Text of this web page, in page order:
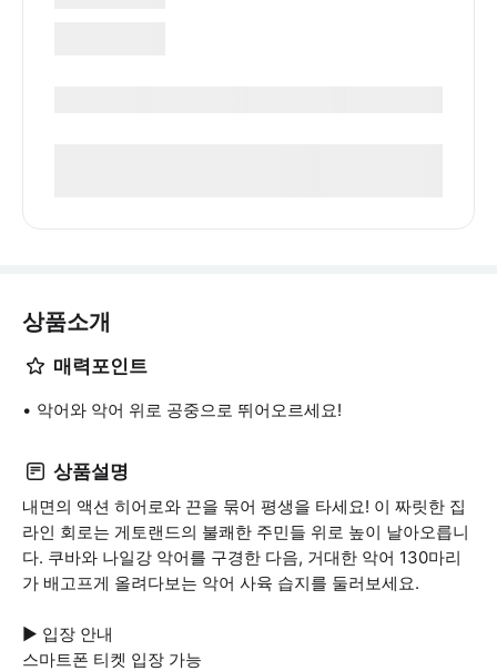
상품소개
매력포인트
악어와 악어 위로 공중으로 뛰어오르세요!
상품설명
내면의 액션 히어로와 끈을 묶어 평생을 타세요! 이 짜릿한 집
라인 회로는 게토랜드의 불쾌한 주민들 위로 높이 날아오릅니
다. 쿠바와 나일강 악어를 구경한 다음, 거대한 악어 130마리
가 배고프게 올려다보는 악어 사육 습지를 둘러보세요.
▶ 입장 안내
스마트폰 티켓 입장 가능